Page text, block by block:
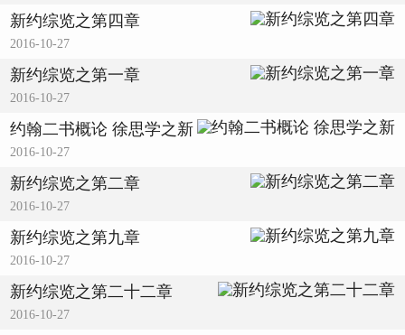
新约综览之第四章
2016-10-27
新约综览之第一章
2016-10-27
约翰二书概论 徐思学之新
2016-10-27
新约综览之第二章
2016-10-27
新约综览之第九章
2016-10-27
新约综览之第二十二章
2016-10-27